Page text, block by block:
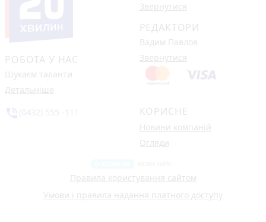
РОБОТА У НАС
Шукаєм таланти
Детальніше
Звернутися
РЕДАКТОРИ
Вадим Павлов
Звернутися
КОРИСНЕ
Новини компаній
Огляди
Правила користування сайтом
Умови і правила надання платного доступу